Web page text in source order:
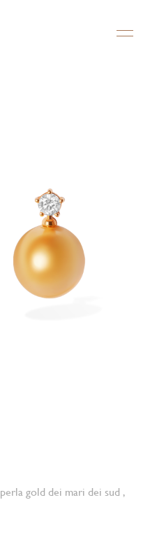
gold dei mari dei sud ,